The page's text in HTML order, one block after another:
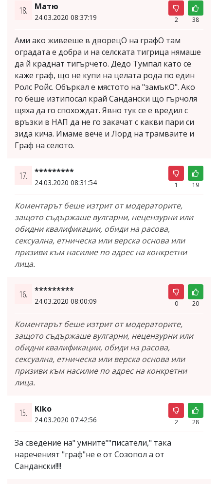
18. Матю
24.03.2020 08:37:19 2 38
Ами ако живееше в дворецО на графО там
оградата е добра и на селската тигрица нямаше
да й краднат тигърчето. Дедо Тумпал като се
каже граф, що не купи на целата рода по един
Ролс Ройс. Объркал е мястото на "замъкО". Ако
го беше изтипосал край Сандански що гърчоля
щяха да го спохождат. Явно тук се е вредил с
връзки в НАП да не го закачат с какви пари си
зида кича. Имаме вече и Лорд на трамваите и
Граф на селото.
17. *********
24.03.2020 08:31:54 1 19
Коментарът беше изтрит от модераторите,
защото съдържаше вулгарни, нецензурни или
обидни квалификации, обиди на расова,
сексуална, етническа или верска основа или
призиви към насилие по адрес на конкретни
лица.
16. *********
24.03.2020 08:00:09 0 20
Коментарът беше изтрит от модераторите,
защото съдържаше вулгарни, нецензурни или
обидни квалификации, обиди на расова,
сексуална, етническа или верска основа или
призиви към насилие по адрес на конкретни
лица.
15. Kiko
24.03.2020 07:42:56 2 28
За сведение на" умните""писатели," така
нареченият "граф"не е от Созопол а от
Сандански!!!!